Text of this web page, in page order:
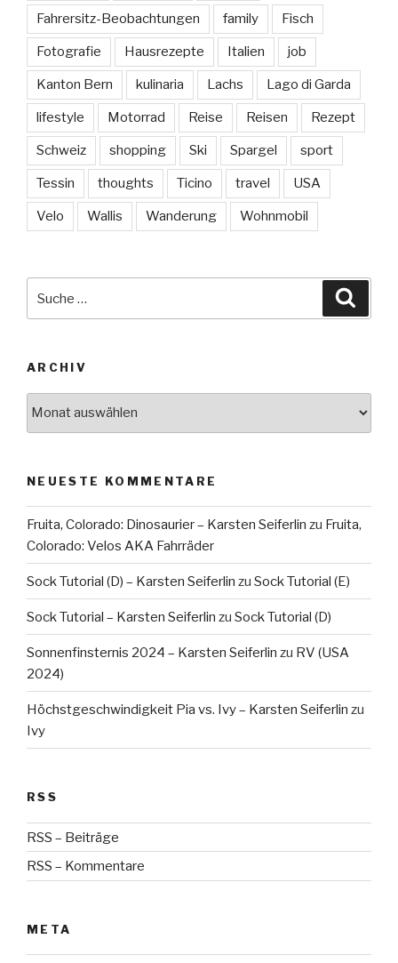
Fahrersitz-Beobachtungen family Fisch
Fotografie Hausrezepte Italien job
Kanton Bern kulinaria Lachs Lago di Garda
lifestyle Motorrad Reise Reisen Rezept
Schweiz shopping Ski Spargel sport
Tessin thoughts Ticino travel USA
Velo Wallis Wanderung Wohnmobil
ARCHIV
NEUESTE KOMMENTARE
Fruita, Colorado: Dinosaurier – Karsten Seiferlin zu Fruita,
Colorado: Velos AKA Fahrräder
Sock Tutorial (D) – Karsten Seiferlin zu Sock Tutorial (E)
Sock Tutorial – Karsten Seiferlin zu Sock Tutorial (D)
Sonnenfinsternis 2024 – Karsten Seiferlin zu RV (USA
2024)
Höchstgeschwindigkeit Pia vs. Ivy – Karsten Seiferlin zu
Ivy
RSS
RSS – Beiträge
RSS – Kommentare
META